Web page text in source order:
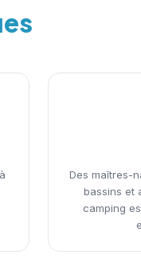
Des maîtres-
bassins et
camping